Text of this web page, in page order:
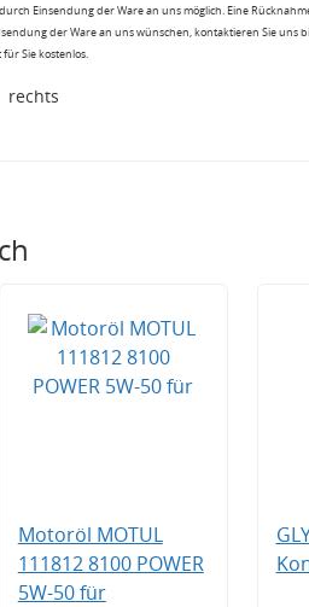
Einsendung der Ware an uns möglich. Eine
der Ware an uns wünschen, kontaktieren Sie
Sie kostenlos.
rechts
Motoröl MOTUL
111812 8100 POWER
5W-50 für